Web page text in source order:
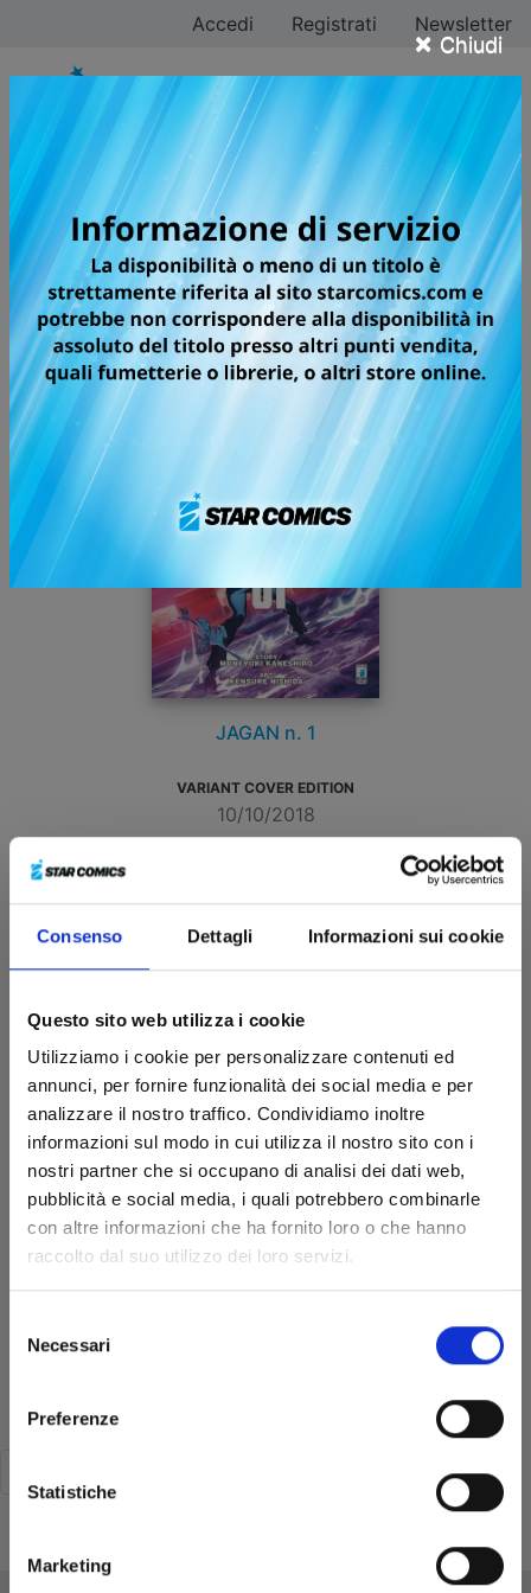
Consenso Dettagli Informazioni sui cookie
Questo sito web utilizza i cookie
Utilizziamo i cookie per personalizzare contenuti ed
annunci, per fornire funzionalità dei social media e per
analizzare il nostro traffico. Condividiamo inoltre
informazioni sul modo in cui utilizza il nostro sito con i
nostri partner che si occupano di analisi dei dati web,
pubblicità e social media, i quali potrebbero combinarle
con altre informazioni che ha fornito loro o che hanno
raccolto dal suo utilizzo dei loro servizi.
delNecessari
Preferenze
Statistiche
Marketing
× Chiudi
Accedi Registrati Newsletter
Muneyuki Kaneshiro
Tutti i fumetti
Pagina 2 di 2
JAGAN n. 1
VARIANT COVER EDITION
10/10/2018
JAGAN n. 1